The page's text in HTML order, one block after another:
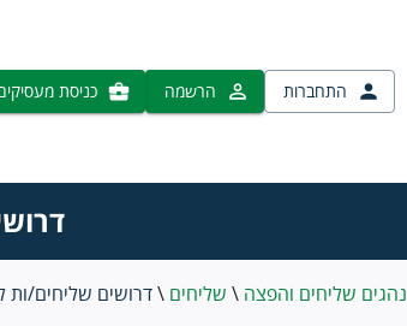
התחברות הרשמה כניסת
נהגים שליחים והפצה \ שליחים \דרושים שליחים/ות